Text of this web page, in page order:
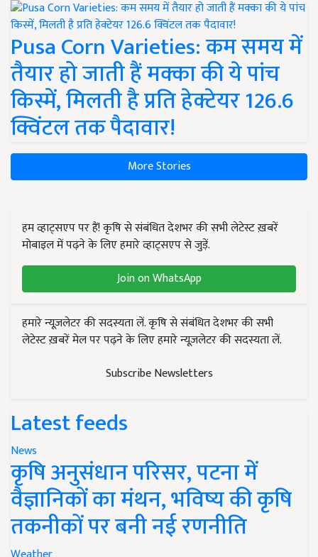
Pusa Corn Varieties: कम समय में
तैयार हो जाती हैं मक्का की ये पांच
किस्में, मिलती है प्रति हेक्टेयर 126.6
क्विंटल तक पैदावार!
More Stories
हम व्हाट्सएप पर हैं! कृषि से संबंधित देशभर की सभी लेटेस्ट ख़बरें
मोबाइल में पढ़ने के लिए हमारे व्हाट्सएप से जुड़ें.
Join on WhatsApp
हमारे न्यूज़लेटर की सदस्यता लें. कृषि से संबंधित देशभर की सभी
लेटेस्ट ख़बरें मेल पर पढ़ने के लिए हमारे न्यूज़लेटर की सदस्यता लें.
Subscribe Newsletters
Latest feeds
News
कृषि अनुसंधान परिसर, पटना में
वैज्ञानिकों का मंथन, भविष्य की कृषि
तकनीकों पर बनी नई रणनीति